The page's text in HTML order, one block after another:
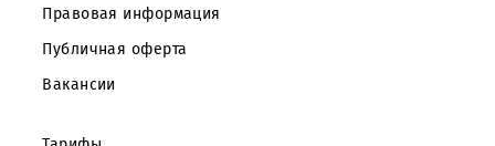
Корпоративным клиентам
О компании
Партнерам